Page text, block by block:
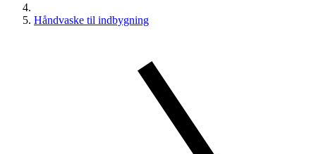
Håndvaske til indbygning